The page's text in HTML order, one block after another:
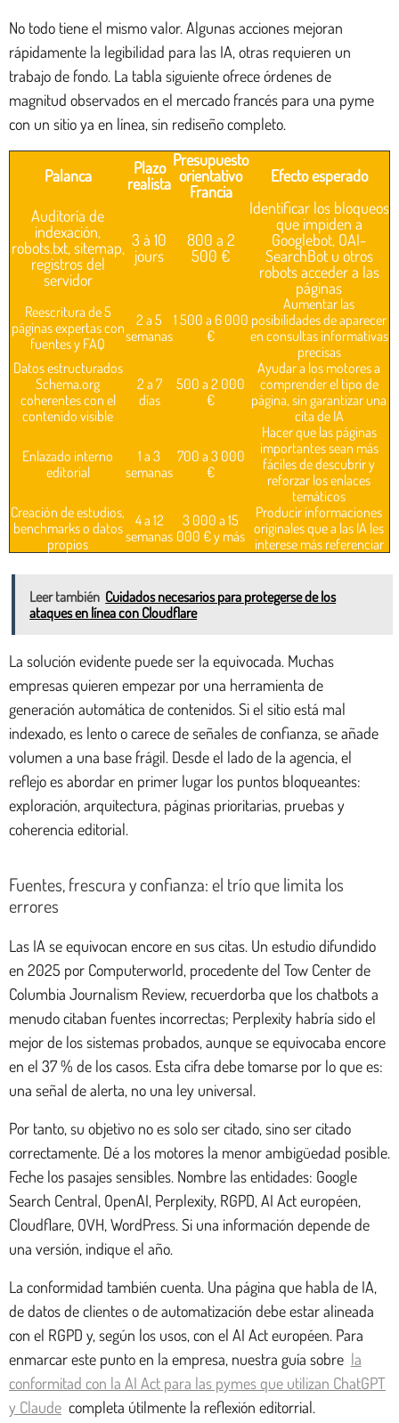
No todo tiene el mismo valor. Algunas acciones mejoran
rápidamente la legibilidad para las IA, otras requieren un
trabajo de fondo. La tabla siguiente ofrece órdenes de
magnitud observados en el mercado francés para una pyme
con un sitio ya en línea, sin rediseño completo.
Palanca
Plazo
realista
Presupuesto
orientativo
Francia
Efecto esperado
Auditoría de
indexación,
robots.txt, sitemap,
registros del
servidor
3 à 10
jours
800 a 2
500 €
Identificar los bloqueos
que impiden a
Googlebot, OAI-
SearchBot u otros
robots acceder a las
páginas
Reescritura de 5
páginas expertas con
fuentes y FAQ
2 a 5
semanas
1 500 a 6 000
€
Aumentar las
posibilidades de aparecer
en consultas informativas
precisas
Datos estructurados
Schema.org
coherentes con el
contenido visible
2 a 7
días
500 a 2 000
€
Ayudar a los motores a
comprender el tipo de
página, sin garantizar una
cita de IA
Enlazado interno
editorial
1 a 3
semanas
700 a 3 000
€
Hacer que las páginas
importantes sean más
fáciles de descubrir y
reforzar los enlaces
temáticos
Creación de estudios,
benchmarks o datos
propios
4 a 12
semanas
3 000 a 15
000 € y más
Producir informaciones
originales que a las IA les
interese más referenciar
Leer también Cuidados necesarios para protegerse de los
ataques en línea con Cloudflare
La solución evidente puede ser la equivocada. Muchas
empresas quieren empezar por una herramienta de
generación automática de contenidos. Si el sitio está mal
indexado, es lento o carece de señales de confianza, se añade
volumen a una base frágil. Desde el lado de la agencia, el
reflejo es abordar en primer lugar los puntos bloqueantes:
exploración, arquitectura, páginas prioritarias, pruebas y
coherencia editorial.
Fuentes, frescura y confianza: el trío que limita los
errores
Las IA se equivocan encore en sus citas. Un estudio difundido
en 2025 por Computerworld, procedente del Tow Center de
Columbia Journalism Review, recuerdorba que los chatbots a
menudo citaban fuentes incorrectas; Perplexity habría sido el
mejor de los sistemas probados, aunque se equivocaba encore
en el 37 % de los casos. Esta cifra debe tomarse por lo que es:
una señal de alerta, no una ley universal.
Por tanto, su objetivo no es solo ser citado, sino ser citado
correctamente. Dé a los motores la menor ambigüedad posible.
Feche los pasajes sensibles. Nombre las entidades: Google
Search Central, OpenAI, Perplexity, RGPD, AI Act européen,
Cloudflare, OVH, WordPress. Si una información depende de
una versión, indique el año.
La conformidad también cuenta. Una página que habla de IA,
de datos de clientes o de automatización debe estar alineada
con el RGPD y, según los usos, con el AI Act européen. Para
enmarcar este punto en la empresa, nuestra guía sobre la
conformitad con la AI Act para las pymes que utilizan ChatGPT
y Claude completa útilmente la reflexión editorrial.